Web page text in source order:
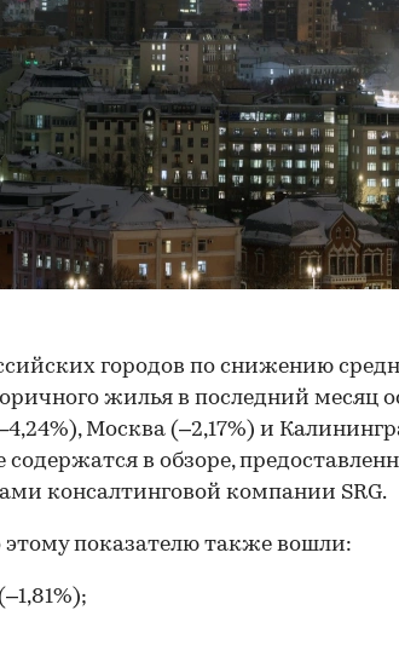
городов по снижению
жилья в последний месяц
Москва (–2,17%) и
содержатся в обзоре,
консалтинговой компании SRG.
этому показателю также вошли: